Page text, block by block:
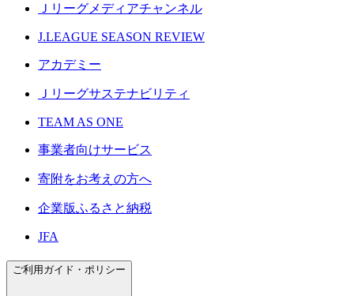
Ｊリーグメディアチャンネル
J.LEAGUE SEASON REVIEW
アカデミー
Ｊリーグサステナビリティ
TEAM AS ONE
事業者向けサービス
寄附をお考えの方へ
企業版ふるさと納税
JFA
ご利用ガイド・ポリシー